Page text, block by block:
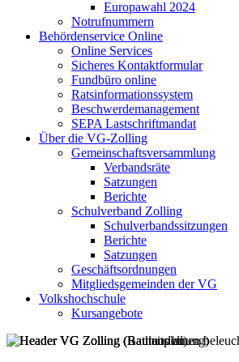
Europawahl 2024
Notrufnummern
Behördenservice Online
Online Services
Sicheres Kontaktformular
Fundbüro online
Ratsinformationssystem
Beschwerdemanagement
SEPA Lastschriftmandat
Über die VG-Zolling
Gemeinschaftsversammlung
Verbandsräte
Satzungen
Berichte
Schulverband Zolling
Schulverbandssitzungen
Berichte
Satzungen
Geschäftsordnungen
Mitgliedsgemeinden der VG
Volkshochschule
Kursangebote